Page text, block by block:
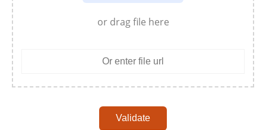
or drag file here
Validate